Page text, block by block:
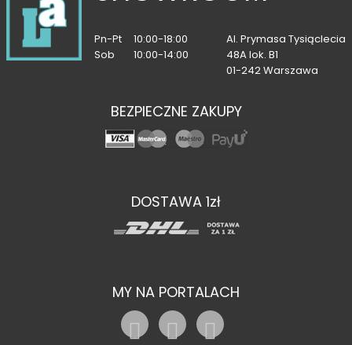
Pn-Pt
10:00-18:00
Sob
10:00-14:00
Al. Prymasa Tysiąclecia
48A lok. B1
01-242 Warszawa
BEZPIECZNE ZAKUPY
DOSTAWA 1zł
MY NA PORTALACH